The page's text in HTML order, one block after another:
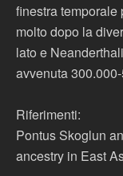
finestra temporale
molto dopo la
lato e
avvenuta
Riferimenti:
Pontus Skoglun
ancestry in East